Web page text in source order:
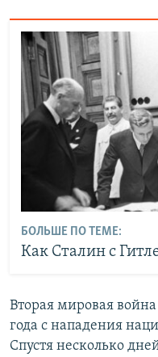
БОЛЬШЕ ПО ТЕМЕ:
Как Сталин с
Вторая мировая война
года с нападения
Спустя несколько